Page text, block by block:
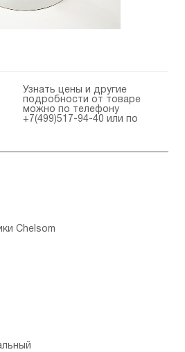
Узнать цены и другие
подробности от товаре
можно по телефону
+7(499)517-94-40 или по
Chelsom